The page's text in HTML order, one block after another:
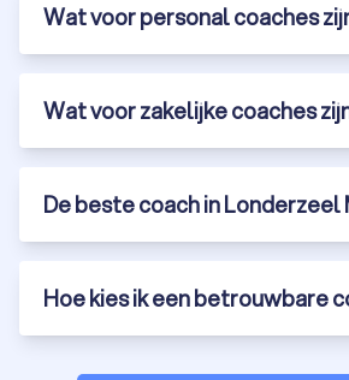
Wat voor personal coaches
Wat voor zakelijke coaches
De beste coach in
Hoe kies ik een betrouwbare